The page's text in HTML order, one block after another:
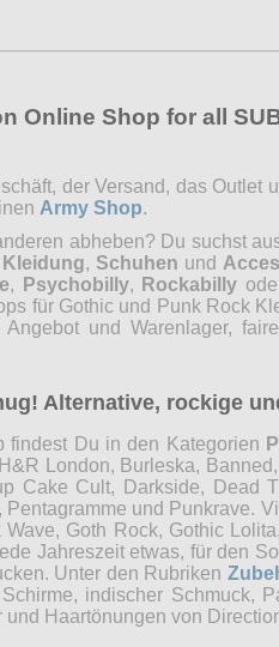
Online Shop for all
der Versand, das
Army Shop.
abheben? Du suchst
Kleidung, Schuhen und
, Psychobilly, Rockabilly
für Gothic und Punk Rock
und Warenlager,
Alternative, rockige
findest Du in den Kategorien
London, Burleska,
Cake Cult, Darkside, Dead
Pentagramme und Punkrave.
Wave, Goth Rock, Gothic
Jahreszeit etwas, für den
Unter den Rubriken
indischer Schmuck,
Haartönungen von